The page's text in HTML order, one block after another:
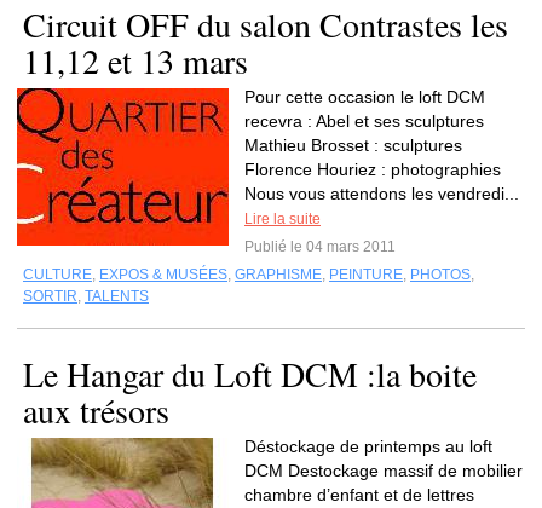
Circuit OFF du salon Contrastes les
11,12 et 13 mars
Pour cette occasion le loft DCM
recevra : Abel et ses sculptures
Mathieu Brosset : sculptures
Florence Houriez : photographies
Nous vous attendons les vendredi...
Lire la suite
Publié le 04 mars 2011
CULTURE, EXPOS & MUSÉES, GRAPHISME, PEINTURE, PHOTOS,
SORTIR, TALENTS
Le Hangar du Loft DCM :la boite
aux trésors
Déstockage de printemps au loft
DCM Destockage massif de mobilier
chambre d’enfant et de lettres